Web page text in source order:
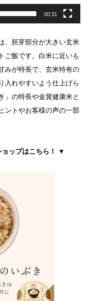
00:31
、胚芽部分が大きい玄米
ご飯です。白米に近いも
みが特長で、玄米特有の
入れやすいよう仕上げら
」の特長や金賞健康米と
ントやお客様の声の一部
ップはこちら！ ▼